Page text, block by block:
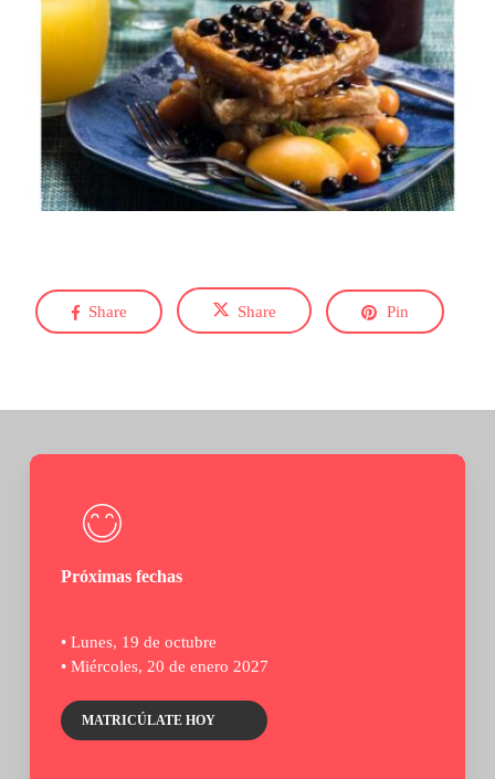
Share Share Pin
Próximas fechas
• Lunes, 19 de octubre
• Miércoles, 20 de enero 2027
MATRICÚLATE HOY